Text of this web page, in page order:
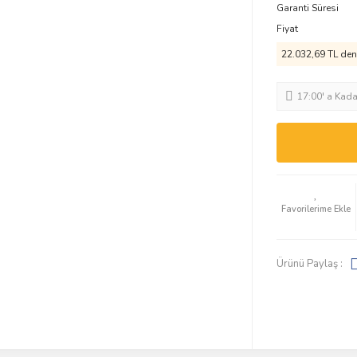
Garanti Süresi
Fiyat
22.032,69 TL
17:00' a
Ürünü Paylaş :